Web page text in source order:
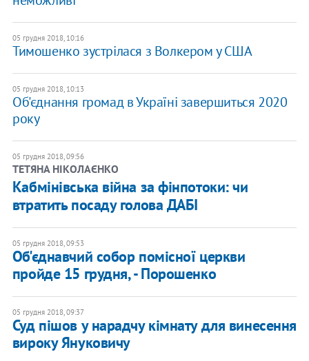
05 грудня 2018, 10:16
Тимошенко зустрілася з Волкером у США
05 грудня 2018, 10:13
Об'єднання громад в Україні завершиться 2020
року
05 грудня 2018, 09:56
ТЕТЯНА НІКОЛАЄНКО
Кабмінівська війна за фінпотоки: чи
втратить посаду голова ДАБІ
05 грудня 2018, 09:53
Об'єднавчий собор помісної церкви
пройде 15 грудня, - Порошенко
05 грудня 2018, 09:37
Суд пішов у нарадчу кімнату для винесення
вироку Януковичу